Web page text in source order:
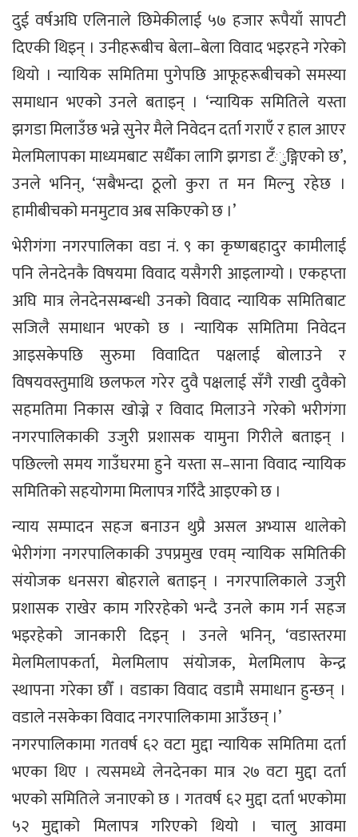
दुई वर्षअघि एलिनाले छिमेकीलाई ५७ हजार रूपैयाँ सापटी
दिएकी थिइन् । उनीहरूबीच बेला–बेला विवाद भइरहने गरेको
थियो । न्यायिक समितिमा पुगेपछि आफूहरूबीचको समस्या
समाधान भएको उनले बताइन् । ‘न्यायिक समितिले यस्ता
झगडा मिलाउँछ भन्ने सुनेर मैले निवेदन दर्ता गराएँ र हाल आएर
मेलमिलापका माध्यमबाट सधैँका लागि झगडा टँुङ्गिएको छ’,
उनले भनिन्, ‘सबैभन्दा ठूलो कुरा त मन मिल्नु रहेछ ।
हामीबीचको मनमुटाव अब सकिएको छ ।’
भेरीगंगा नगरपालिका वडा नं. ९ का कृष्णबहादुर कामीलाई
पनि लेनदेनकै विषयमा विवाद यसैगरी आइलाग्यो । एकहप्ता
अघि मात्र लेनदेनसम्बन्धी उनको विवाद न्यायिक समितिबाट
सजिलै समाधान भएको छ । न्यायिक समितिमा निवेदन
आइसकेपछि सुरुमा विवादित पक्षलाई बोलाउने र
विषयवस्तुमाथि छलफल गरेर दुवै पक्षलाई सँगै राखी दुवैको
सहमतिमा निकास खोज्ने र विवाद मिलाउने गरेको भरीगंगा
नगरपालिकाकी उजुरी प्रशासक यामुना गिरीले बताइन् ।
पछिल्लो समय गाउँघरमा हुने यस्ता स–साना विवाद न्यायिक
समितिको सहयोगमा मिलापत्र गरिँदै आइएको छ ।
न्याय सम्पादन सहज बनाउन थुप्रै असल अभ्यास थालेको
भेरीगंगा नगरपालिकाकी उपप्रमुख एवम् न्यायिक समितिकी
संयोजक धनसरा बोहराले बताइन् । नगरपालिकाले उजुरी
प्रशासक राखेर काम गरिरहेको भन्दै उनले काम गर्न सहज
भइरहेको जानकारी दिइन् । उनले भनिन्, ‘वडास्तरमा
मेलमिलापकर्ता, मेलमिलाप संयोजक, मेलमिलाप केन्द्र
स्थापना गरेका छौँ । वडाका विवाद वडामै समाधान हुन्छन् ।
वडाले नसकेका विवाद नगरपालिकामा आउँछन् ।’
नगरपालिकामा गतवर्ष ६२ वटा मुद्दा न्यायिक समितिमा दर्ता
भएका थिए । त्यसमध्ये लेनदेनका मात्र २७ वटा मुद्दा दर्ता
भएको समितिले जनाएको छ । गतवर्ष ६२ मुद्दा दर्ता भएकोमा
५२ मुद्दाको मिलापत्र गरिएको थियो । चालु आवमा